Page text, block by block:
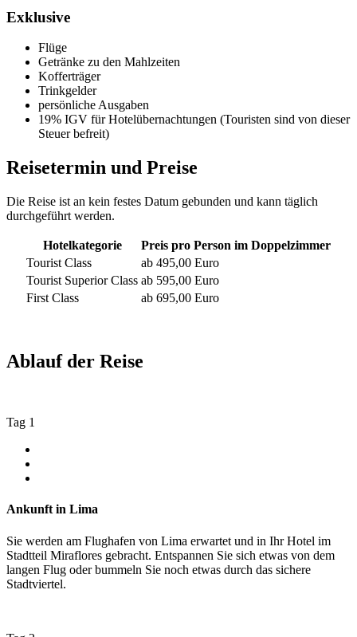
Exklusive
Flüge
Getränke zu den Mahlzeiten
Kofferträger
Trinkgelder
persönliche Ausgaben
19% IGV für Hotelübernachtungen (Touristen sind von dieser
Steuer befreit)
Reisetermin und Preise
Die Reise ist an kein festes Datum gebunden und kann täglich
durchgeführt werden.
Hotelkategorie
Preis pro Person im Doppelzimmer
Tourist Class
ab 495,00 Euro
Tourist Superior Class ab 595,00 Euro
First Class
ab 695,00 Euro
Ablauf der Reise
Tag 1
Ankunft in Lima
Sie werden am Flughafen von Lima erwartet und in Ihr Hotel im
Stadtteil Miraflores gebracht. Entspannen Sie sich etwas von dem
langen Flug oder bummeln Sie noch etwas durch das sichere
Stadtviertel.